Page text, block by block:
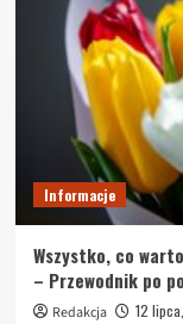
Informacje
Wszystko, co
– Przewodnik po
Redakcja 12